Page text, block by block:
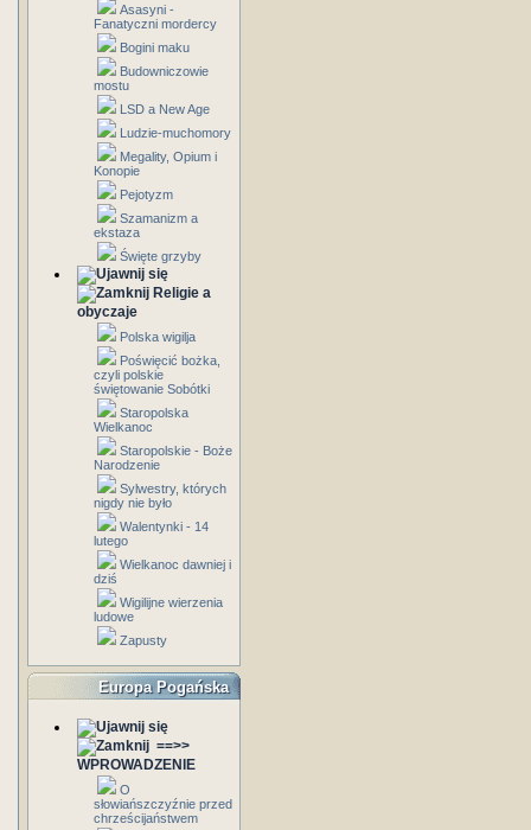
Asasyni -
Fanatyczni mordercy
Bogini maku
Budowniczowie
mostu
LSD a New Age
Ludzie-muchomory
Megality, Opium i
Konopie
Pejotyzm
Szamanizm a
ekstaza
Święte grzyby
Religie a
obyczaje
Polska wigilja
Poświęcić bożka,
czyli polskie
świętowanie Sobótki
Staropolska
Wielkanoc
Staropolskie - Boże
Narodzenie
Sylwestry, których
nigdy nie było
Walentynki - 14
lutego
Wielkanoc dawniej i
dziś
Wigilijne wierzenia
ludowe
Zapusty
Europa Pogańska
==>>
WPROWADZENIE
O
słowiańszczyźnie przed
chrześcijaństwem